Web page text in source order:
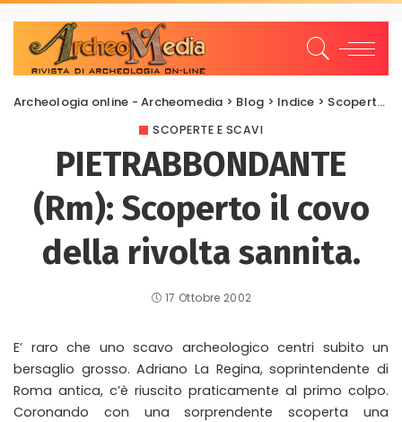
Archeologia online - Archeomedia > Blog > Indice > Scoperte e scavi
SCOPERTE E SCAVI
PIETRABBONDANTE
(Rm): Scoperto il covo
della rivolta sannita.
17 Ottobre 2002
E’ raro che uno scavo archeologico centri subito un
bersaglio grosso. Adriano La Regina, soprintendente di
Roma antica, c’è riuscito praticamente al primo colpo.
Coronando con una sorprendente scoperta una